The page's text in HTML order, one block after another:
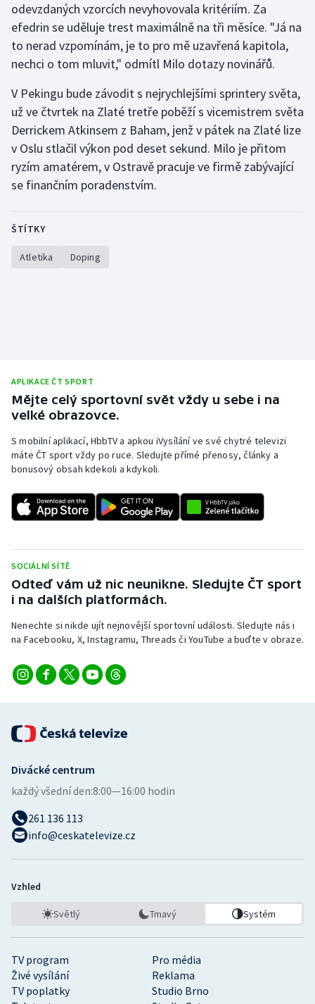
Moderní pětiboj
Motorsport
Parasport
Plavání
Plážový volejbal
Stolní tenis
Triatlon
Veslování
Volejbal
Ostatní
odevzdaných vzorcích nevyhovovala kritériím. Za
efedrin se uděluje trest maximálně na tři měsíce. "Já na
to nerad vzpomínám, je to pro mě uzavřená kapitola,
nechci o tom mluvit," odmítl Milo dotazy novinářů.
V Pekingu bude závodit s nejrychlejšími sprintery světa,
už ve čtvrtek na Zlaté tretře poběží s vicemistrem světa
Derrickem Atkinsem z Baham, jenž v pátek na Zlaté lize
v Oslu stlačil výkon pod deset sekund. Milo je přitom
ryzím amatérem, v Ostravě pracuje ve firmě zabývající
se finančním poradenstvím.
ŠTÍTKY
Atletika Doping
APLIKACE ČT SPORT
Mějte celý sportovní svět vždy u sebe i na
velké obrazovce.
S mobilní aplikací, HbbTV a apkou iVysílání ve své chytré televizi
máte ČT sport vždy po ruce. Sledujte přímé přenosy, články a
bonusový obsah kdekoli a kdykoli.
SOCIÁLNÍ SÍTĚ
Odteď vám už nic neunikne. Sledujte ČT sport
i na dalších platformách.
Nenechte si nikde ujít nejnovější sportovní události. Sledujte nás i
na Facebooku, X, Instagramu, Threads či YouTube a buďte v obraze.
TV program
Pro média
Živé vysílání
Reklama
TV poplatky
Studio Brno
Divácké centrum
každý všední den:8:00—16:00 hodin
261 136 113
info@ceskatelevize.cz
Vzhled
Světlý Tmavý Systém